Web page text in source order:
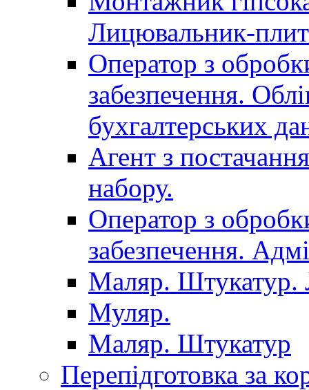
Лицювальник-
Оператор з
забезпечення.
бухгалтерських
Агент з
набору.
Оператор з
забезпечення.
Маляр. Штукатур.
Муляр.
Маляр. Штукатур
Перепідготовка за